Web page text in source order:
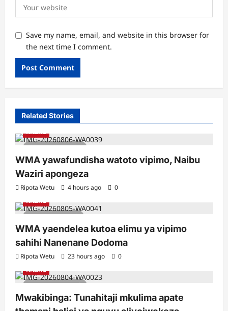
Save my name, email, and website in this browser for
the next time I comment.
Related Stories
2 minutes read
Kitaifa
WMA yawafundisha watoto vipimo, Naibu
Waziri apongeza
Ripota Wetu 4 hours ago 0
1 minute read
Kitaifa
WMA yaendelea kutoa elimu ya vipimo
sahihi Nanenane Dodoma
Ripota Wetu 23 hours ago 0
2 minutes read
Kitaifa
Mwakibinga: Tunahitaji mkulima apate